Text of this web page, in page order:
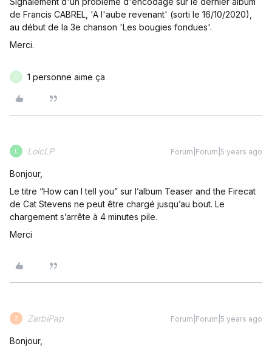
de Francis CABREL, 'A l'aube revenant' (sorti le 16/10/2020),
au début de la 3e chanson 'Les bougies fondues'.
Merci.
C 1 personne aime ça
LoicLP Forum|Forum|5 years ago
Bonjour,
Le titre “How can I tell you” sur l’album Teaser and the Firecat
de Cat Stevens ne peut être chargé jusqu’au bout. Le
chargement s’arrête à 4 minutes pile.
Merci
Z ZarbiPap Forum|Forum|5 years ago
Bonjour,